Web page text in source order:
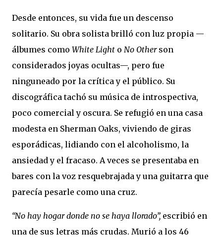
Desde entonces, su vida fue un descenso
solitario. Su obra solista brilló con luz propia —
álbumes como White Light o No Other son
considerados joyas ocultas—, pero fue
ninguneado por la crítica y el público. Su
discográfica tachó su música de introspectiva,
poco comercial y oscura. Se refugió en una casa
modesta en Sherman Oaks, viviendo de giras
esporádicas, lidiando con el alcoholismo, la
ansiedad y el fracaso. A veces se presentaba en
bares con la voz resquebrajada y una guitarra que
parecía pesarle como una cruz.
“No hay hogar donde no se haya llorado”, escribió en
una de sus letras más crudas. Murió a los 46